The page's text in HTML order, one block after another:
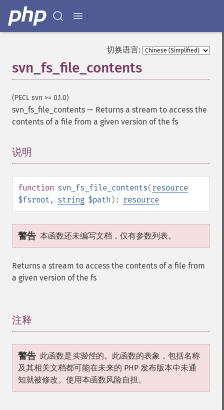
切换语言:
svn_fs_file_contents
(PECL svn >= 0.1.0)
svn_fs_file_contents — Returns a stream to access the
contents of a file from a given version of the fs
说明
function svn_fs_file_contents(resource
$fsroot , string $path ): resource
警告 本函数还未编写文档，仅有参数列表。
Returns a stream to access the contents of a file from
a given version of the fs
注释
警告 此函数是实验性的。此函数的表象，包括名称
及其相关文档都可能在未来的 PHP 发布版本中未通
知就被修改。使用本函数风险自担。